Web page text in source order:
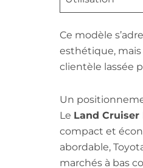
Ce modèle
esthétique,
clientèle lassée
Un
Le Land Cruiser
compact et
abordable,
marchés à bas